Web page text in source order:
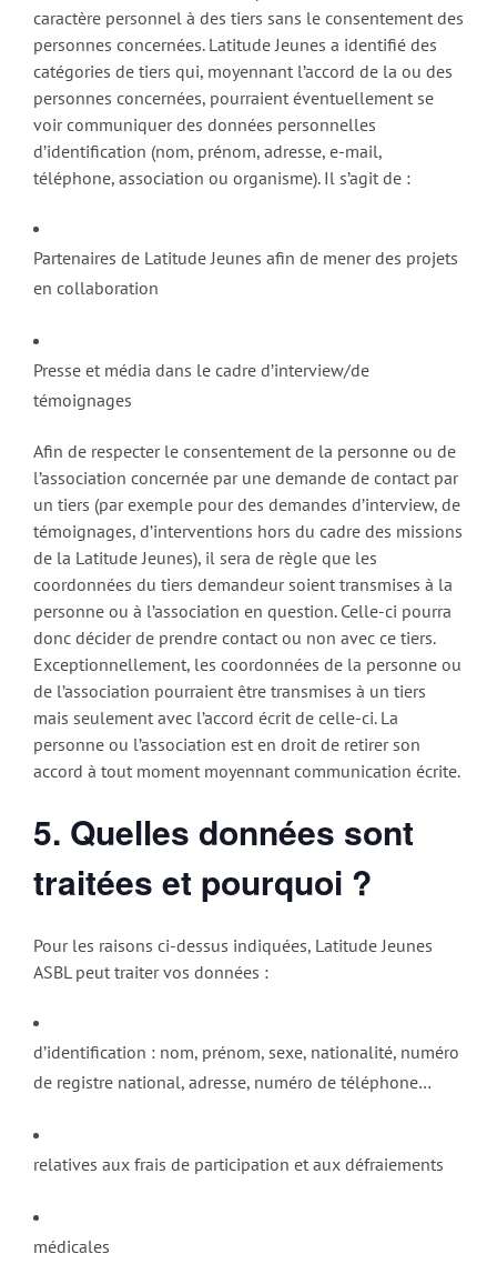
caractère personnel à des tiers sans le consentement des
personnes concernées. Latitude Jeunes a identifié des
catégories de tiers qui, moyennant l’accord de la ou des
personnes concernées, pourraient éventuellement se
voir communiquer des données personnelles
d’identification (nom, prénom, adresse, e-mail,
téléphone, association ou organisme). Il s’agit de :
Partenaires de Latitude Jeunes afin de mener des projets
en collaboration
Presse et média dans le cadre d’interview/de
témoignages
Afin de respecter le consentement de la personne ou de
l’association concernée par une demande de contact par
un tiers (par exemple pour des demandes d’interview, de
témoignages, d’interventions hors du cadre des missions
de la Latitude Jeunes), il sera de règle que les
coordonnées du tiers demandeur soient transmises à la
personne ou à l’association en question. Celle-ci pourra
donc décider de prendre contact ou non avec ce tiers.
Exceptionnellement, les coordonnées de la personne ou
de l’association pourraient être transmises à un tiers
mais seulement avec l’accord écrit de celle-ci. La
personne ou l’association est en droit de retirer son
accord à tout moment moyennant communication écrite.
5. Quelles données sont
traitées et pourquoi ?
Pour les raisons ci-dessus indiquées, Latitude Jeunes
ASBL peut traiter vos données :
d’identification : nom, prénom, sexe, nationalité, numéro
de registre national, adresse, numéro de téléphone…
relatives aux frais de participation et aux défraiements
médicales